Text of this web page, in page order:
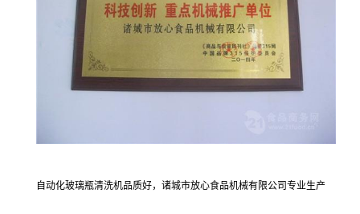
自动化玻璃瓶清洗机品质好，诸城市放心食品机械有限公司专业生产